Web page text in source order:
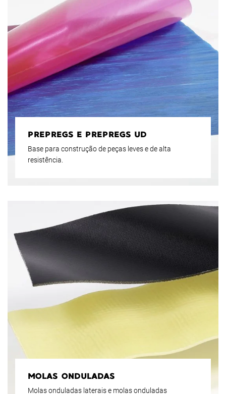
PREPREGS E PREPREGS UD
Base para construção de peças leves e de alta
resistência.
MOLAS ONDULADAS
Molas onduladas laterais e molas onduladas